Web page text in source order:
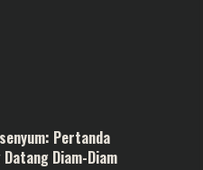
Pertanda
Diam-Diam